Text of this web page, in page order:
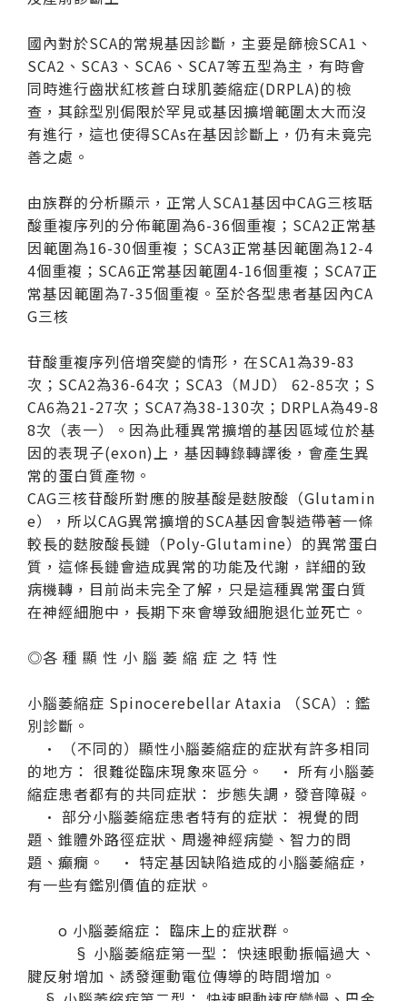
國內對於SCA的常規基因診斷，主要是篩檢SCA1、
SCA2、SCA3、SCA6、SCA7等五型為主，有時會
同時進行齒狀紅核蒼白球肌萎縮症(DRPLA)的檢
查，其餘型別侷限於罕見或基因擴增範圍太大而沒
有進行，這也使得SCAs在基因診斷上，仍有未竟完
善之處。
由族群的分析顯示，正常人SCA1基因中CAG三核聒
酸重複序列的分佈範圍為6-36個重複；SCA2正常基
因範圍為16-30個重複；SCA3正常基因範圍為12-4
4個重複；SCA6正常基因範圍4-16個重複；SCA7正
常基因範圍為7-35個重複。至於各型患者基因內CA
G三核
苷酸重複序列倍增突變的情形，在SCA1為39-83
次；SCA2為36-64次；SCA3（MJD） 62-85次；S
CA6為21-27次；SCA7為38-130次；DRPLA為49-8
8次（表一）。因為此種異常擴增的基因區域位於基
因的表現子(exon)上，基因轉錄轉譯後，會產生異
常的蛋白質產物。
CAG三核苷酸所對應的胺基酸是麩胺酸（Glutamin
e），所以CAG異常擴增的SCA基因會製造帶著一條
較長的麩胺酸長鏈（Poly-Glutamine）的異常蛋白
質，這條長鏈會造成異常的功能及代謝，詳細的致
病機轉，目前尚未完全了解，只是這種異常蛋白質
在神經細胞中，長期下來會導致細胞退化並死亡。
◎各 種 顯 性 小 腦 萎 縮 症 之 特 性
小腦萎縮症 Spinocerebellar Ataxia （SCA）: 鑑
別診斷。
· （不同的）顯性小腦萎縮症的症狀有許多相同
的地方： 很難從臨床現象來區分。 · 所有小腦萎
縮症患者都有的共同症狀： 步態失調，發音障礙。
· 部分小腦萎縮症患者特有的症狀： 視覺的問
題、錐體外路徑症狀、周邊神經病變、智力的問
題、癲癇。 · 特定基因缺陷造成的小腦萎縮症，
有一些有鑑別價值的症狀。
o 小腦萎縮症： 臨床上的症狀群。
§ 小腦萎縮症第一型： 快速眼動振幅過大、
腱反射增加、誘發運動電位傳導的時間增加。